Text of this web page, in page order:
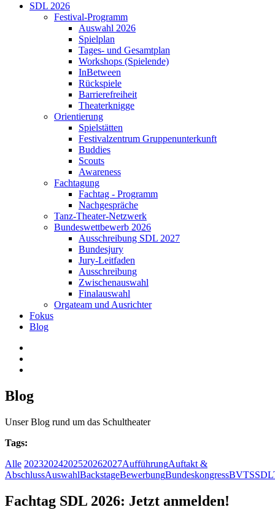
SDL 2026
Festival-Programm
Auswahl 2026
Spielplan
Tages- und Gesamtplan
Workshops (Spielende)
InBetween
Rückspiele
Barrierefreiheit
Theaterknigge
Orientierung
Spielstätten
Festivalzentrum Gruppenunterkunft
Buddies
Scouts
Awareness
Fachtagung
Fachtag - Programm
Nachgespräche
Tanz-Theater-Netzwerk
Bundeswettbewerb 2026
Ausschreibung SDL 2027
Bundesjury
Jury-Leitfaden
Ausschreibung
Zwischenauswahl
Finalauswahl
Orgateam und Ausrichter
Fokus
Blog
Blog
Unser Blog rund um das Schultheater
Tags:
Alle 20232024202520262027AufführungAuftakt &
AbschlussAuswahlBackstageBewerbungBundeskongressBVTSSDL
Fachtag SDL 2026: Jetzt anmelden!